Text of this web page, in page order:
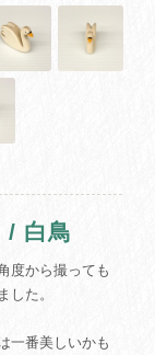
白鳥
度から撮っても
した。
一番美しいかも